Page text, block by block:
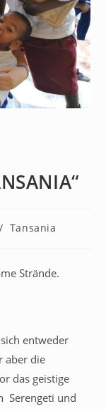
/ Tansania
Strände.
entweder
aber die
das geistige
Serengeti und